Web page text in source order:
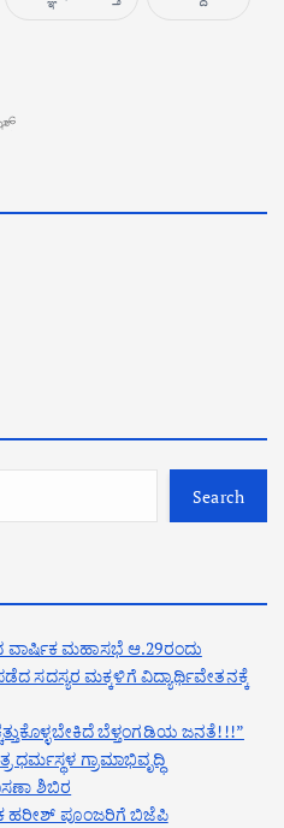
Search
ಮಹಾಸಭೆ ಆ.29ರಂದು
ಸದಸ್ಯರ ಮಕ್ಕಳಿಗೆ ವಿದ್ಯಾರ್ಥಿವೇತನಕ್ಕೆ
ಬೆಳ್ತಂಗಡಿಯ ಜನತೆ!!!”
ಧರ್ಮಸ್ಥಳ ಗ್ರಾಮಾಭಿವೃದ್ಧಿ
ಶಿಬಿರ
ಹರೀಶ್ ಪೂಂಜರಿಗೆ ಬಿಜೆಪಿ